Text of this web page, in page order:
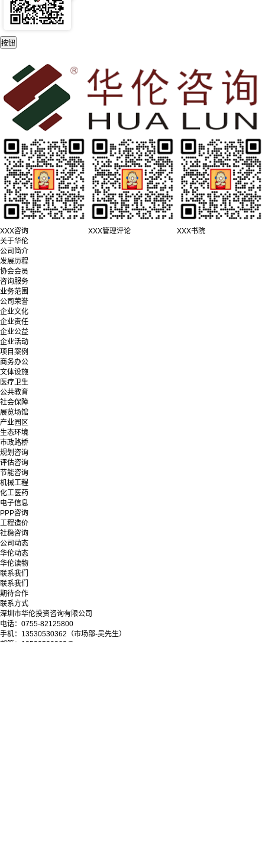
XXX咨询 XXX管理评论
XXX书院
关于华伦
公司简介
发展历程
协会会员
咨询服务
业务范围
公司荣誉
企业文化
企业责任
企业公益
企业活动
项目案例
商务办公
文体设施
医疗卫生
公共教育
社会保障
展览场馆
产业园区
生态环境
市政路桥
规划咨询
评估咨询
节能咨询
机械工程
化工医药
电子信息
PPP咨询
工程造价
社稳咨询
公司动态
华伦动态
华伦读物
联系我们
联系我们
期待合作
联系方式
深圳市华伦投资咨询有限公司
电话：0755-82125800
手机：13530530362（市场部-吴先生）
邮箱：13530530362@qq.com